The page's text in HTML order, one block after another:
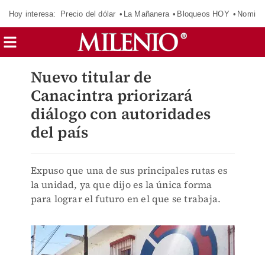
Hoy interesa: Precio del dólar La Mañanera Bloqueos HOY
Nuevo titular de
Canacintra priorizará
diálogo con autoridades
del país
Expuso que una de sus principales rutas es
la unidad, ya que dijo es la única forma
para lograr el futuro en el que se trabaja.